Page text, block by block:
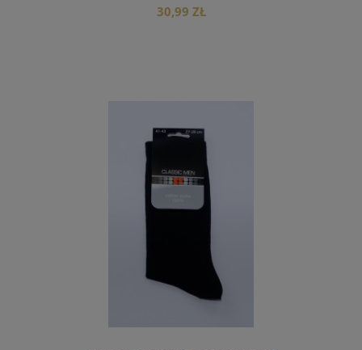
30,99 ZŁ